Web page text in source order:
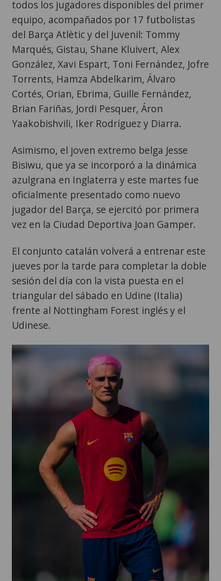
todos los jugadores disponibles del primer
equipo, acompañados por 17 futbolistas
del Barça Atlètic y del Juvenil: Tommy
Marqués, Gistau, Shane Kluivert, Alex
González, Xavi Espart, Toni Fernández, Jofre
Torrents, Hamza Abdelkarim, Álvaro
Cortés, Orian, Ebrima, Guille Fernández,
Brian Fariñas, Jordi Pesquer, Áron
Yaakobishvili, Iker Rodríguez y Diarra.
Asimismo, el joven extremo belga Jesse
Bisiwu, que ya se incorporó a la dinámica
azulgrana en Inglaterra y este martes fue
oficialmente presentado como nuevo
jugador del Barça, se ejercitó por primera
vez en la Ciudad Deportiva Joan Gamper.
El conjunto catalán volverá a entrenar este
jueves por la tarde para completar la doble
sesión del día con la vista puesta en el
triangular del sábado en Udine (Italia)
frente al Nottingham Forest inglés y el
Udinese.